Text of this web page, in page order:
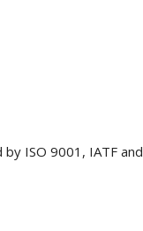
ISO 9001, IATF and